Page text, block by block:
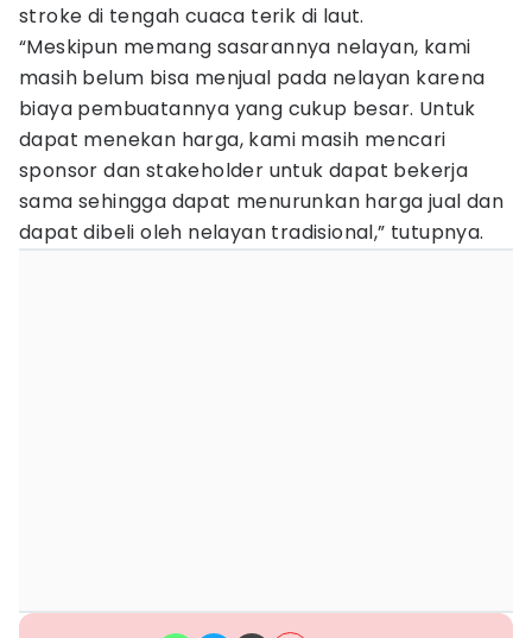
stroke di tengah cuaca terik di laut.
“Meskipun memang sasarannya nelayan, kami
masih belum bisa menjual pada nelayan karena
biaya pembuatannya yang cukup besar. Untuk
dapat menekan harga, kami masih mencari
sponsor dan stakeholder untuk dapat bekerja
sama sehingga dapat menurunkan harga jual dan
dapat dibeli oleh nelayan tradisional,” tutupnya.